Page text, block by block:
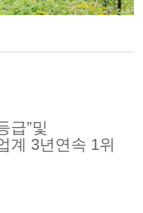
급”및
계 3년연속 1위